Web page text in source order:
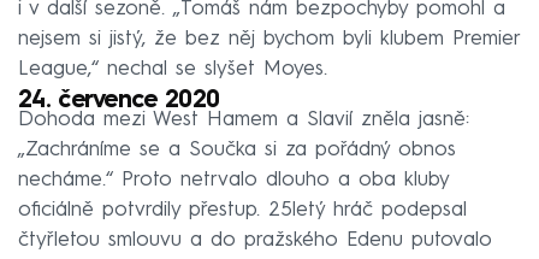
i v další sezoně. „Tomáš nám bezpochyby pomohl a
nejsem si jistý, že bez něj bychom byli klubem Premier
League,“ nechal se slyšet Moyes.
24. července 2020
Dohoda mezi West Hamem a Slavií zněla jasně:
„Zachráníme se a Součka si za pořádný obnos
necháme.“ Proto netrvalo dlouho a oba kluby
oficiálně potvrdily přestup. 25letý hráč podepsal
čtyřletou smlouvu a do pražského Edenu putovalo